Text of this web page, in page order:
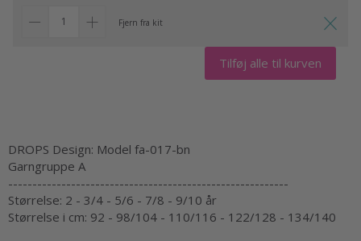
Fjern fra kit
Tilføj alle til kurven
DROPS Design: Model fa-017-bn
Garngruppe A
----------------------------------------------------------
Størrelse: 2 - 3/4 - 5/6 - 7/8 - 9/10 år
Størrelse i cm: 92 - 98/104 - 110/116 - 122/128 - 134/140